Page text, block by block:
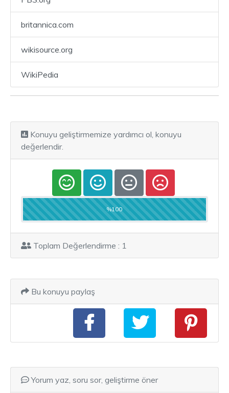
britannica.com
wikisource.org
WikiPedia
Konuyu geliştirmemize yardımcı ol, konuyu
değerlendir.
%100
Toplam Değerlendirme : 1
Bu konuyu paylaş
Yorum yaz, soru sor, geliştirme öner